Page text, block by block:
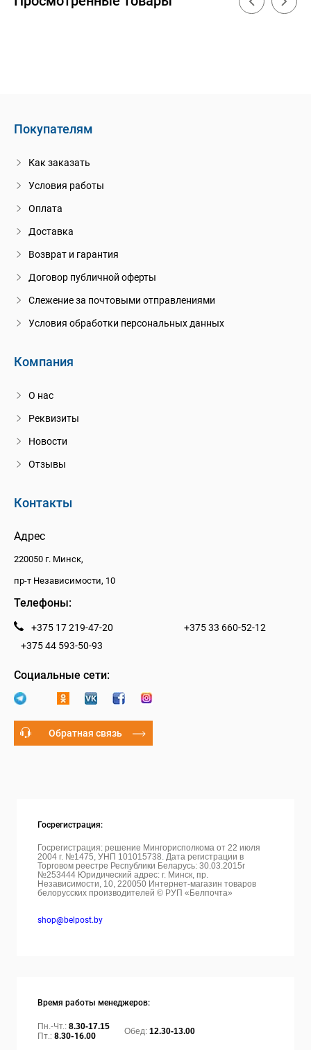
Покупателям
Как заказать
Условия работы
Оплата
Доставка
Возврат и гарантия
Договор публичной оферты
Слежение за почтовыми отправлениями
Условия обработки персональных данных
Компания
О нас
Реквизиты
Новости
Отзывы
Контакты
Адрес
220050 г. Минск,
пр-т Независимости, 10
Телефоны:
+375 17 219-47-20
+375 33 660-52-12
+375 44 593-50-93
Социальные сети:
Обратная связь
Госрегистрация:
Госрегистрация: решение Мингорисполкома от 22 июля
2004 г. №1475, УНП 101015738. Дата регистрации в
Торговом реестре Республики Беларусь: 30.03.2015г
№253444 Юридический адрес: г. Минск, пр.
Независимости, 10, 220050 Интернет-магазин товаров
белорусских производителей © РУП «Белпочта»
shop@belpost.by
Время работы менеджеров:
Пн.-Чт.: 8.30-17.15
Пт.: 8.30-16.00 Обед: 12.30-13.00